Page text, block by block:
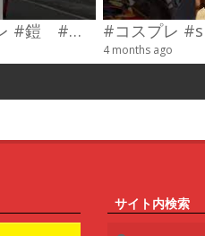
#short #歴史 #コスプレ #鎧 #乗馬 #武士
4 months ago
サイト内検索
Search